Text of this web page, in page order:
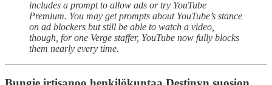
includes a prompt to allow ads or try YouTube
Premium. You may get prompts about YouTube’s stance
on ad blockers but still be able to watch a video,
though, for one Verge staffer, YouTube now fully blocks
them nearly every time.